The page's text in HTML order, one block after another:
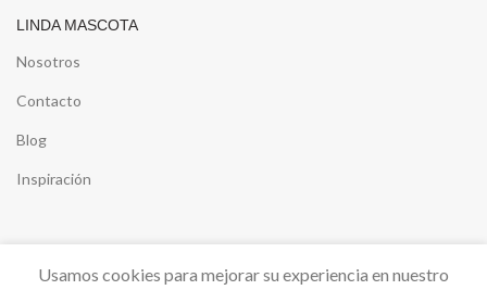
LINDA MASCOTA
Nosotros
Contacto
Blog
Inspiración
Usamos cookies para mejorar su experiencia en nuestro